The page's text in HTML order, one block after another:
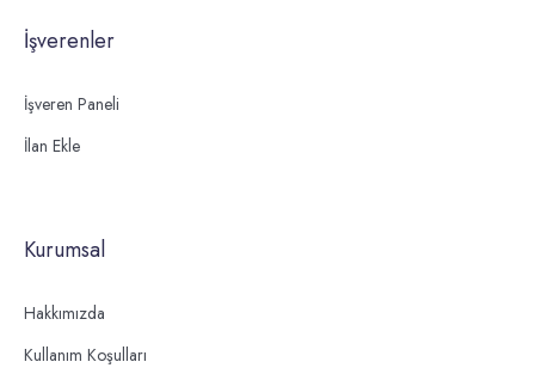
İşverenler
İşveren Paneli
İlan Ekle
Kurumsal
Hakkımızda
Kullanım Koşulları